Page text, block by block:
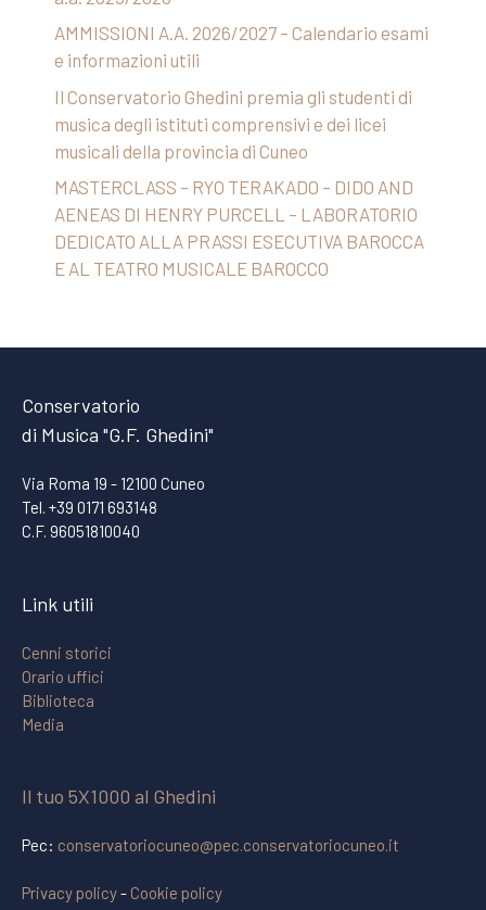
AMMISSIONI A.A. 2026/2027 – Calendario esami
e informazioni utili
Il Conservatorio Ghedini premia gli studenti di
musica degli istituti comprensivi e dei licei
musicali della provincia di Cuneo
MASTERCLASS – RYO TERAKADO – DIDO AND
AENEAS DI HENRY PURCELL – LABORATORIO
DEDICATO ALLA PRASSI ESECUTIVA BAROCCA
E AL TEATRO MUSICALE BAROCCO
Conservatorio
di Musica "G.F. Ghedini"
Via Roma 19 - 12100 Cuneo
Tel. +39 0171 693148
C.F. 96051810040
Link utili
Cenni storici
Orario uffici
Biblioteca
Media
Il tuo 5X1000 al Ghedini
Pec: conservatoriocuneo@pec.conservatoriocuneo.it
Privacy policy- Cookie policy